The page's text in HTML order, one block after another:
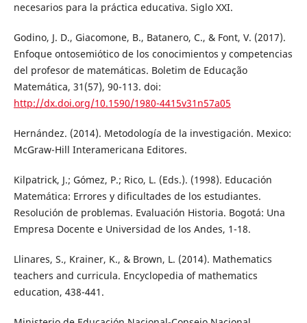
necesarios para la práctica educativa. Siglo XXI.
Godino, J. D., Giacomone, B., Batanero, C., & Font, V. (2017).
Enfoque ontosemiótico de los conocimientos y competencias
del profesor de matemáticas. Boletim de Educação
Matemática, 31(57), 90-113. doi:
http://dx.doi.org/10.1590/1980-4415v31n57a05
Hernández. (2014). Metodología de la investigación. Mexico:
McGraw-Hill Interamericana Editores.
Kilpatrick, J.; Gómez, P.; Rico, L. (Eds.). (1998). Educación
Matemática: Errores y dificultades de los estudiantes.
Resolución de problemas. Evaluación Historia. Bogotá: Una
Empresa Docente e Universidad de los Andes, 1-18.
Llinares, S., Krainer, K., & Brown, L. (2014). Mathematics
teachers and curricula. Encyclopedia of mathematics
education, 438-441.